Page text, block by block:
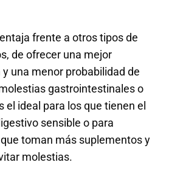
frente a otros tipos de
de ofrecer una mejor
y una menor probabilidad de
gastrointestinales o
el ideal para los que tienen el
sensible o para
toman más suplementos y
molestias.